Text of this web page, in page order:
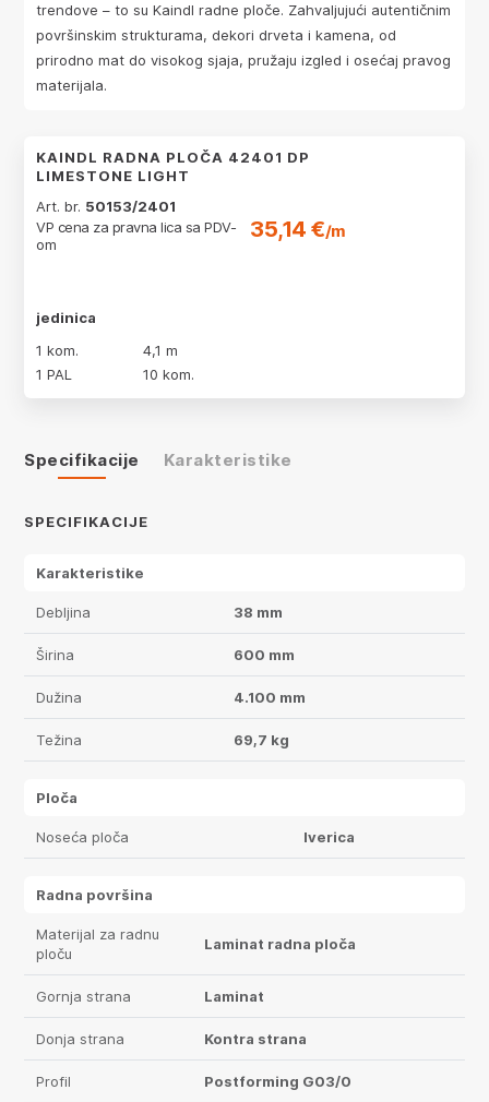
trendove – to su Kaindl radne ploče. Zahvaljujući autentičnim
površinskim strukturama, dekori drveta i kamena, od
prirodno mat do visokog sjaja, pružaju izgled i osećaj pravog
materijala.
KAINDL RADNA PLOČA 42401 DP
LIMESTONE LIGHT
Art. br. 50153/2401
VP cena za pravna lica sa PDV-
om
35,14 €/m
jedinica
1 kom.
4,1 m
1 PAL
10 kom.
Specifikacije Karakteristike
SPECIFIKACIJE
Karakteristike
Debljina 38 mm
Širina 600 mm
Dužina 4.100 mm
Težina 69,7 kg
Ploča
Noseća ploča Iverica
Radna površina
Materijal za radnu
ploču
Laminat radna ploča
Gornja strana Laminat
Donja strana Kontra strana
Profil Postforming G03/0